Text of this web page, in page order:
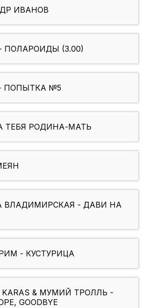
ИВАНОВ
ПОЛАРОИДЫ (3.00)
ПОПЫТКА №5
ТЕБЯ РОДИНА-МАТЬ
ВЛАДИМИРСКАЯ - ДАВИ НА
- КУСТУРИЦА
KARAS & МУМИЙ ТРОЛЛЬ -
GOODBYE